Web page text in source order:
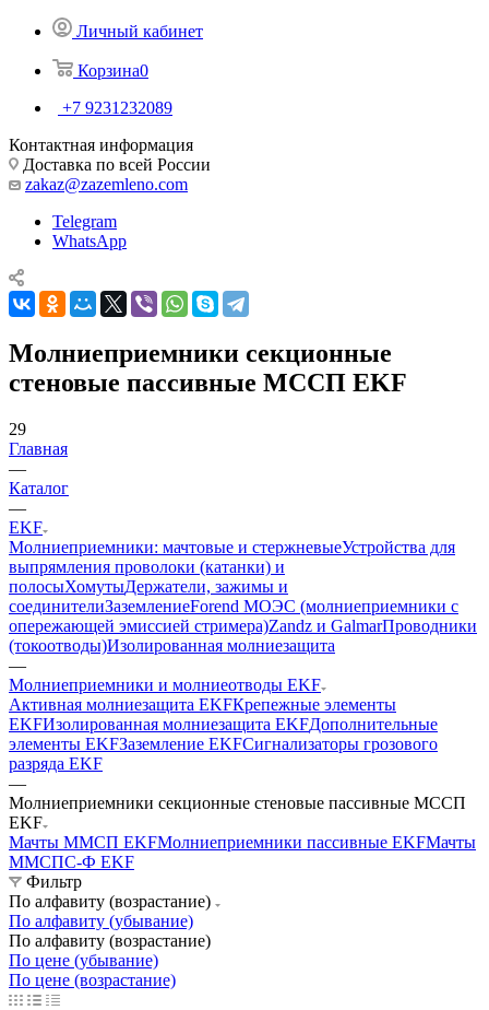
Личный кабинет
Корзина0
+7 9231232089
Контактная информация
Доставка по всей России
zakaz@zazemleno.com
Telegram
WhatsApp
Молниеприемники секционные
стеновые пассивные МССП EKF
29
Главная
—
Каталог
—
EKF
Молниеприемники: мачтовые и стержневыеУстройства для
выпрямления проволоки (катанки) и
полосыХомутыДержатели, зажимы и
соединителиЗаземлениеForend МОЭС (молниеприемники с
опережающей эмиссией стримера)Zandz и GalmarПроводники
(токоотводы)Изолированная молниезащита
—
Молниеприемники и молниеотводы EKF
Активная молниезащита EKFКрепежные элементы
EKFИзолированная молниезащита EKFДополнительные
элементы EKFЗаземление EKFСигнализаторы грозового
разряда EKF
—
Молниеприемники секционные стеновые пассивные МССП
EKF
Мачты ММСП EKFМолниеприемники пассивные EKFМачты
ММСПС-Ф EKF
Фильтр
По алфавиту (возрастание)
По алфавиту (убывание)
По алфавиту (возрастание)
По цене (убывание)
По цене (возрастание)